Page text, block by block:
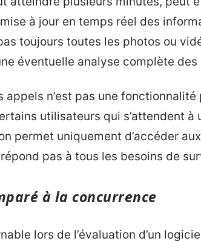
à jour en temps réel des
toujours toutes les photos ou
éventuelle analyse complète des
appels n’est pas une
utilisateurs qui s’attendent à
permet uniquement d’accéder
pas à tous les besoins de
à la concurrence
lors de l’évaluation d’un